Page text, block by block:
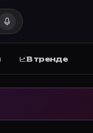
на Movie Planner
В тренде